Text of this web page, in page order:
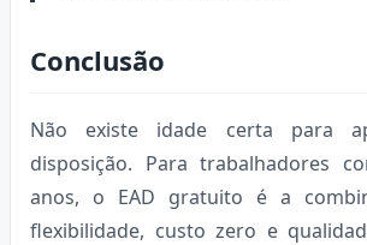
Conclusão
Não existe idade certa para
disposição. Para trabalhadores
anos, o EAD gratuito é a
flexibilidade, custo zero e